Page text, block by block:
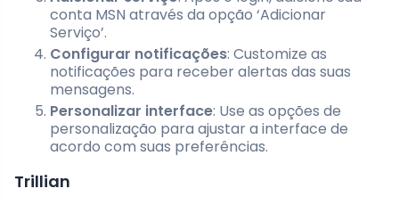
conta MSN através da opção ‘Adicionar
Serviço’.
Configurar notificações: Customize as
notificações para receber alertas das suas
mensagens.
Personalizar interface: Use as opções de
personalização para ajustar a interface de
acordo com suas preferências.
Trillian